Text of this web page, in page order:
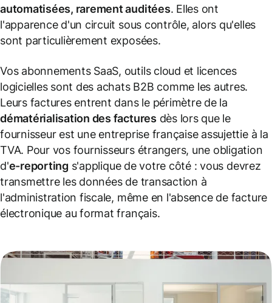
automatisées, rarement auditées. Elles ont
l'apparence d'un circuit sous contrôle, alors qu'elles
sont particulièrement exposées.
Vos abonnements SaaS, outils cloud et licences
logicielles sont des achats B2B comme les autres.
Leurs factures entrent dans le périmètre de la
dématérialisation des factures dès lors que le
fournisseur est une entreprise française assujettie à la
TVA. Pour vos fournisseurs étrangers, une obligation
d'e-reporting s'applique de votre côté : vous devrez
transmettre les données de transaction à
l'administration fiscale, même en l'absence de facture
électronique au format français.